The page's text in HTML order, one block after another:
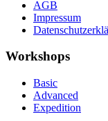
AGB
Impressum
Workshops
Basic
Advanced
Expedition